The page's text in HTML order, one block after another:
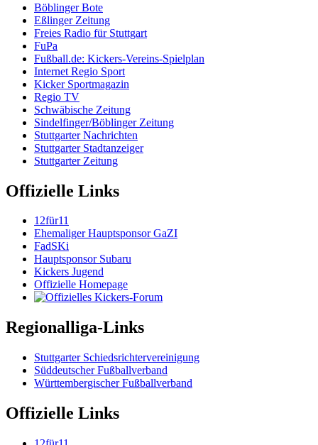
Böblinger Bote
Eßlinger Zeitung
Freies Radio für Stuttgart
FuPa
Fußball.de: Kickers-Vereins-Spielplan
Internet Regio Sport
Kicker Sportmagazin
Regio TV
Schwäbische Zeitung
Sindelfinger/Böblinger Zeitung
Stuttgarter Nachrichten
Stuttgarter Stadtanzeiger
Stuttgarter Zeitung
Offizielle Links
12für11
Ehemaliger Hauptsponsor GaZI
FadSKi
Hauptsponsor Subaru
Kickers Jugend
Offizielle Homepage
Regionalliga-Links
Stuttgarter Schiedsrichtervereinigung
Süddeutscher Fußballverband
Württembergischer Fußballverband
Offizielle Links